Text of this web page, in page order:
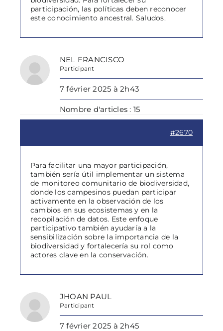
participación, las políticas deben reconocer
este conocimiento ancestral. Saludos.
NEL FRANCISCO
Participant
7 février 2025 à 2h43
Nombre d'articles : 15
#2670
Para facilitar una mayor participación,
también sería útil implementar un sistema
de monitoreo comunitario de biodiversidad,
donde los campesinos puedan participar
activamente en la observación de los
cambios en sus ecosistemas y en la
recopilación de datos. Este enfoque
participativo también ayudaría a la
sensibilización sobre la importancia de la
biodiversidad y fortalecería su rol como
actores clave en la conservación.
JHOAN PAUL
Participant
7 février 2025 à 2h45